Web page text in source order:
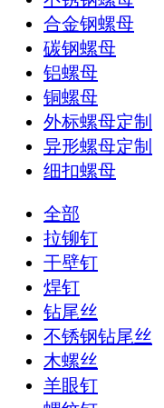
合金钢螺母
碳钢螺母
铝螺母
铜螺母
外标螺母定制
异形螺母定制
细扣螺母
全部
拉铆钉
干壁钉
焊钉
钻尾丝
不锈钢钻尾丝
木螺丝
羊眼钉